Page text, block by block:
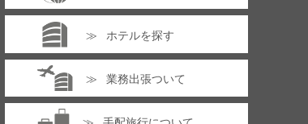
ホテルを探す
業務出張ついて